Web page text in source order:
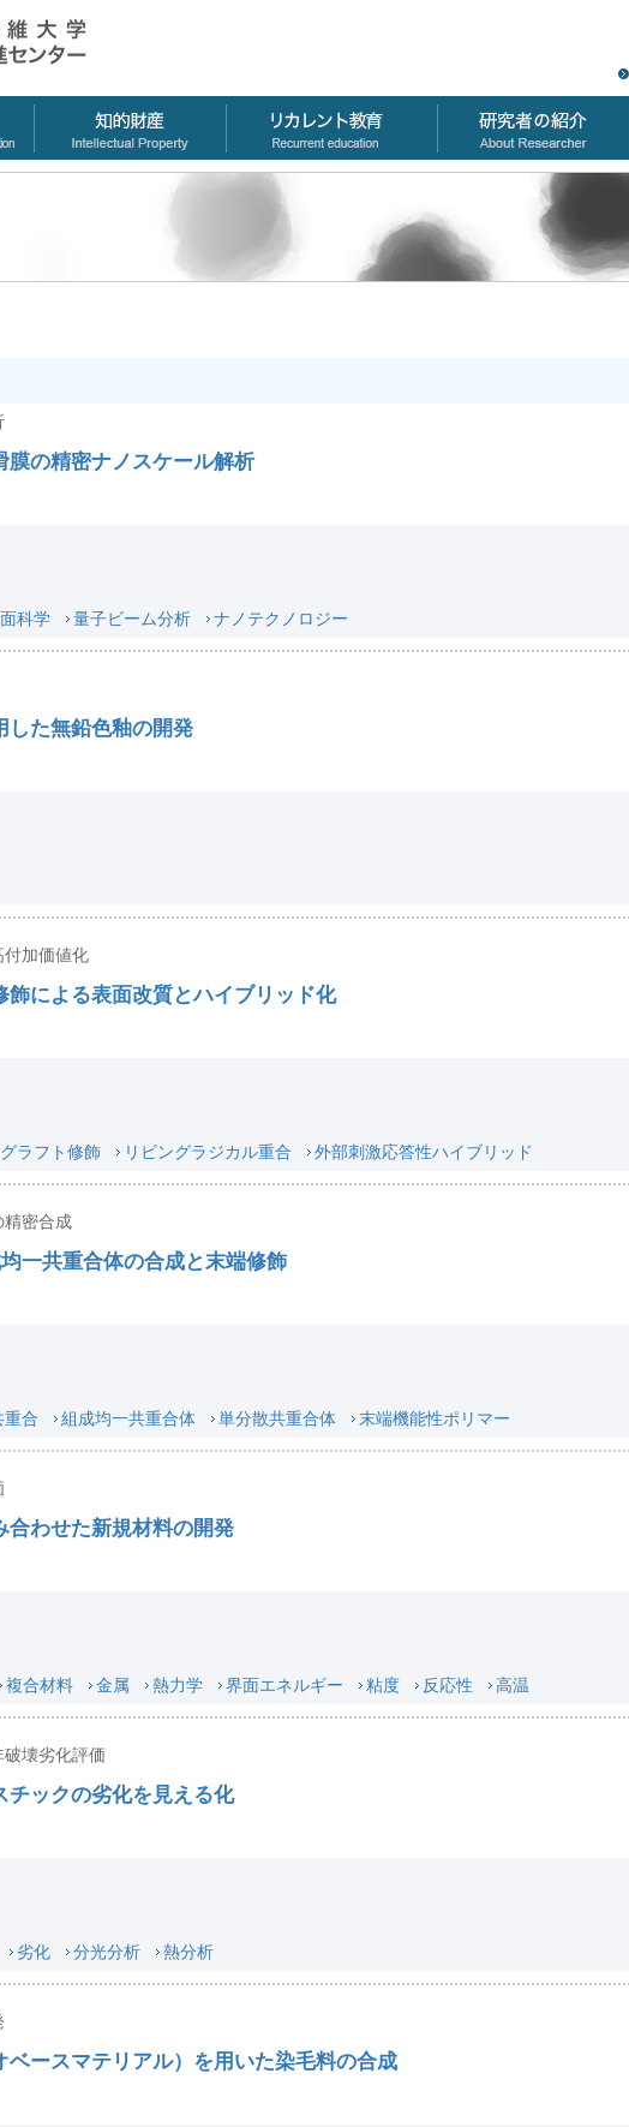
膜の精密ナノスケール解析
科学 量子ビーム分析 ナノテクノロジー
した無鉛色釉の開発
付加価値化
飾による表面改質とハイブリッド化
グラフト修飾 リビングラジカル重合 外部刺激応答性ハイブリッド
精密合成
一共重合体の合成と末端修飾
重合 組成均一共重合体 単分散共重合体 末端機能性ポリマー
合わせた新規材料の開発
複合材料 金属 熱力学 界面エネルギー 粘度 反応性 高温
壊劣化評価
チックの劣化を見える化
劣化 分光分析 熱分析
ベースマテリアル）を用いた染毛料の合成